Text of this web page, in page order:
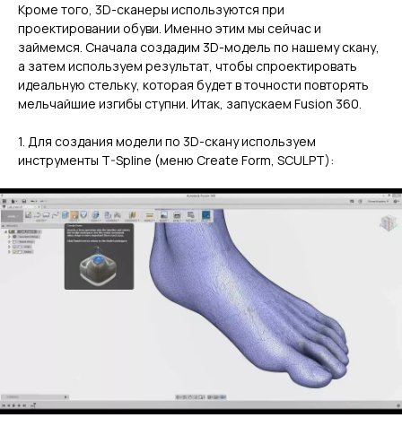
Кроме того, 3D-сканеры используются при
проектировании обуви. Именно этим мы сейчас и
займемся. Сначала создадим 3D-модель по нашему скану,
а затем используем результат, чтобы спроектировать
идеальную стельку, которая будет в точности повторять
мельчайшие изгибы ступни. Итак, запускаем Fusion 360.
1. Для создания модели по 3D-скану используем
инструменты T-Spline (меню Create Form, SCULPT):